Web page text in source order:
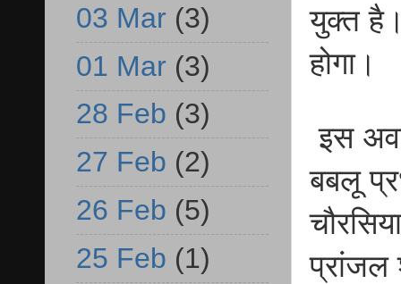
युक्त
होगा।
इस
बबलू
प्रांजल
03 Mar (3)
01 Mar (3)
28 Feb (3)
27 Feb (2)
26 Feb (5)
25 Feb (1)